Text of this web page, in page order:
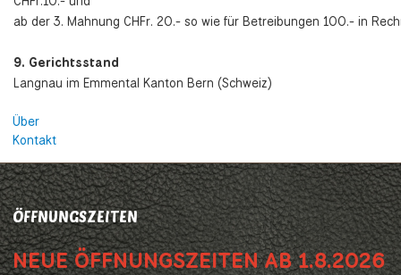
ab der 3. Mahnung CHFr. 20.- so wie für Betreibungen 100.- in
9. Gerichtsstand
Langnau im Emmental Kanton Bern (Schweiz)
Über
Kontakt
ÖFFNUNGSZEITEN
NEUE ÖFFNUNGSZEITEN AB 1.8.2026